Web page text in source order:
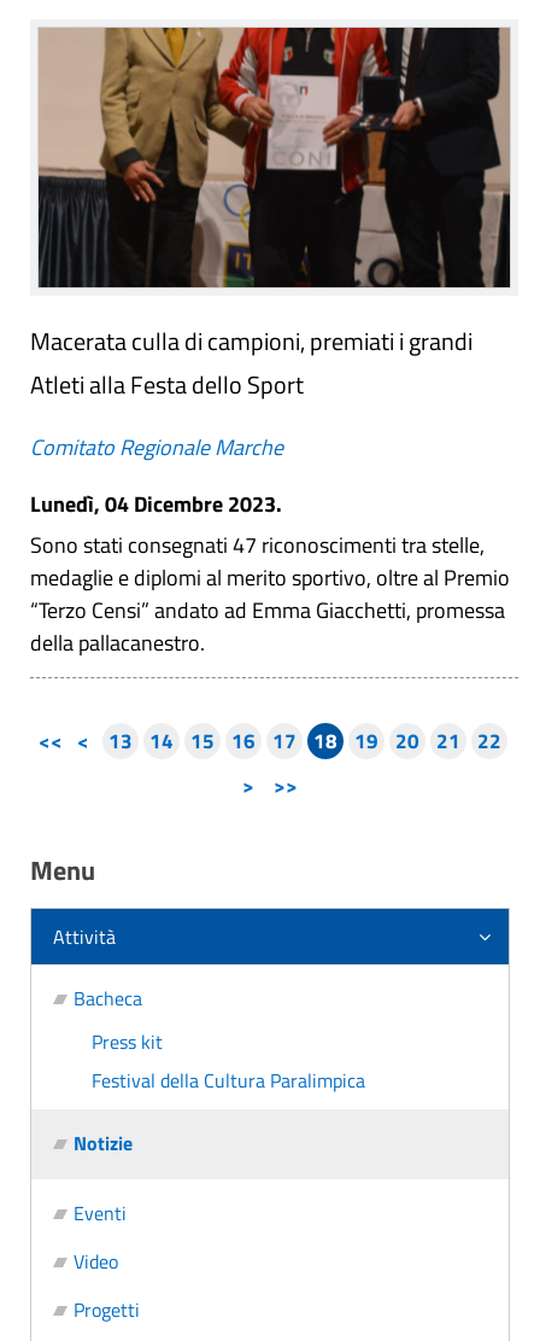
Macerata culla di campioni, premiati i grandi
Atleti alla Festa dello Sport
Comitato Regionale Marche
Lunedì, 04 Dicembre 2023.
Sono stati consegnati 47 riconoscimenti tra stelle,
medaglie e diplomi al merito sportivo, oltre al Premio
“Terzo Censi” andato ad Emma Giacchetti, promessa
della pallacanestro.
<< < 13 14 15 16 17 18 19 20 21
22
>
>>
Menu
Attività
Bacheca
Press kit
Festival della Cultura Paralimpica
Notizie
Eventi
Video
Progetti